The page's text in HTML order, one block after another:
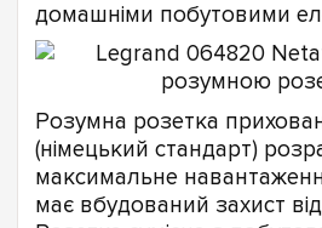
домашніми побутовими
Розумна розетка
(німецький стандарт)
максимальне
має вбудований захист